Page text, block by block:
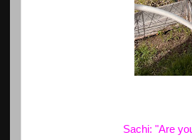
Sachi: "Are